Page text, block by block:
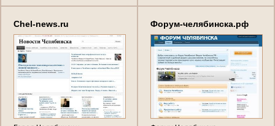
Chel-news.ru Форум-челябинска.рф